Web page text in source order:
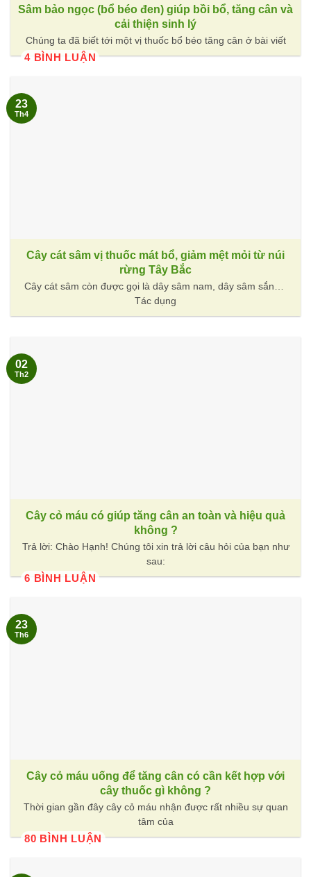
Sâm bảo ngọc (bổ béo đen) giúp bồi bổ, tăng cân và
cải thiện sinh lý
Chúng ta đã biết tới một vị thuốc bổ béo tăng cân ở bài viết
4 BÌNH LUẬN
Cây cát sâm vị thuốc mát bổ, giảm mệt mỏi từ núi
rừng Tây Bắc
Cây cát sâm còn được gọi là dây sâm nam, dây sâm sắn…
Tác dụng
23
Th4
Cây cỏ máu có giúp tăng cân an toàn và hiệu quả
không ?
Trả lời: Chào Hạnh! Chúng tôi xin trả lời câu hỏi của bạn như
sau:
6 BÌNH LUẬN
02
Th2
Cây cỏ máu uống để tăng cân có cần kết hợp với
cây thuốc gì không ?
Thời gian gần đây cây cỏ máu nhận được rất nhiều sự quan
tâm của
80 BÌNH LUẬN
23
Th6